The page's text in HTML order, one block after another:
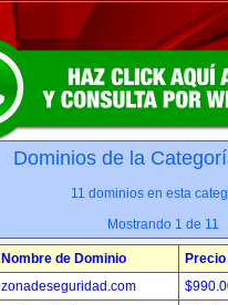
Dominios de la
11 dominios en esta
Mostrando 1 de 11
Nombre de Dominio
Precio
zonadeseguridad.com